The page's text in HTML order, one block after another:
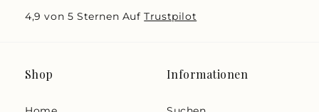
4,9 von 5 Sternen AufTrustpilot
Shop Informationen